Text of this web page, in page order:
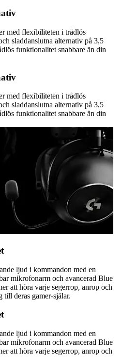
med flexibiliteten i trådlös
sladdanslutna alternativ på 3,5
funktionalitet snabbare än din
med flexibiliteten i trådlös
sladdanslutna alternativ på 3,5
funktionalitet snabbare än din
ljud i kommandon med en
mikrofonarm och avancerad Blue
att höra varje segerrop, anrop och
till deras gamer-själar.
ljud i kommandon med en
mikrofonarm och avancerad Blue
att höra varje segerrop, anrop och